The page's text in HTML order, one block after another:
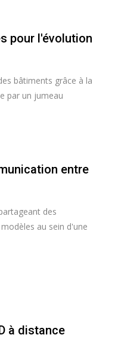
pour l'évolution
bâtiments grâce à la
par un jumeau
entre
des
au sein d'une
à distance